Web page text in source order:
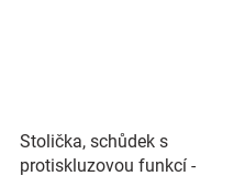
Stolička, schůdek s
protiskluzovou funkcí -